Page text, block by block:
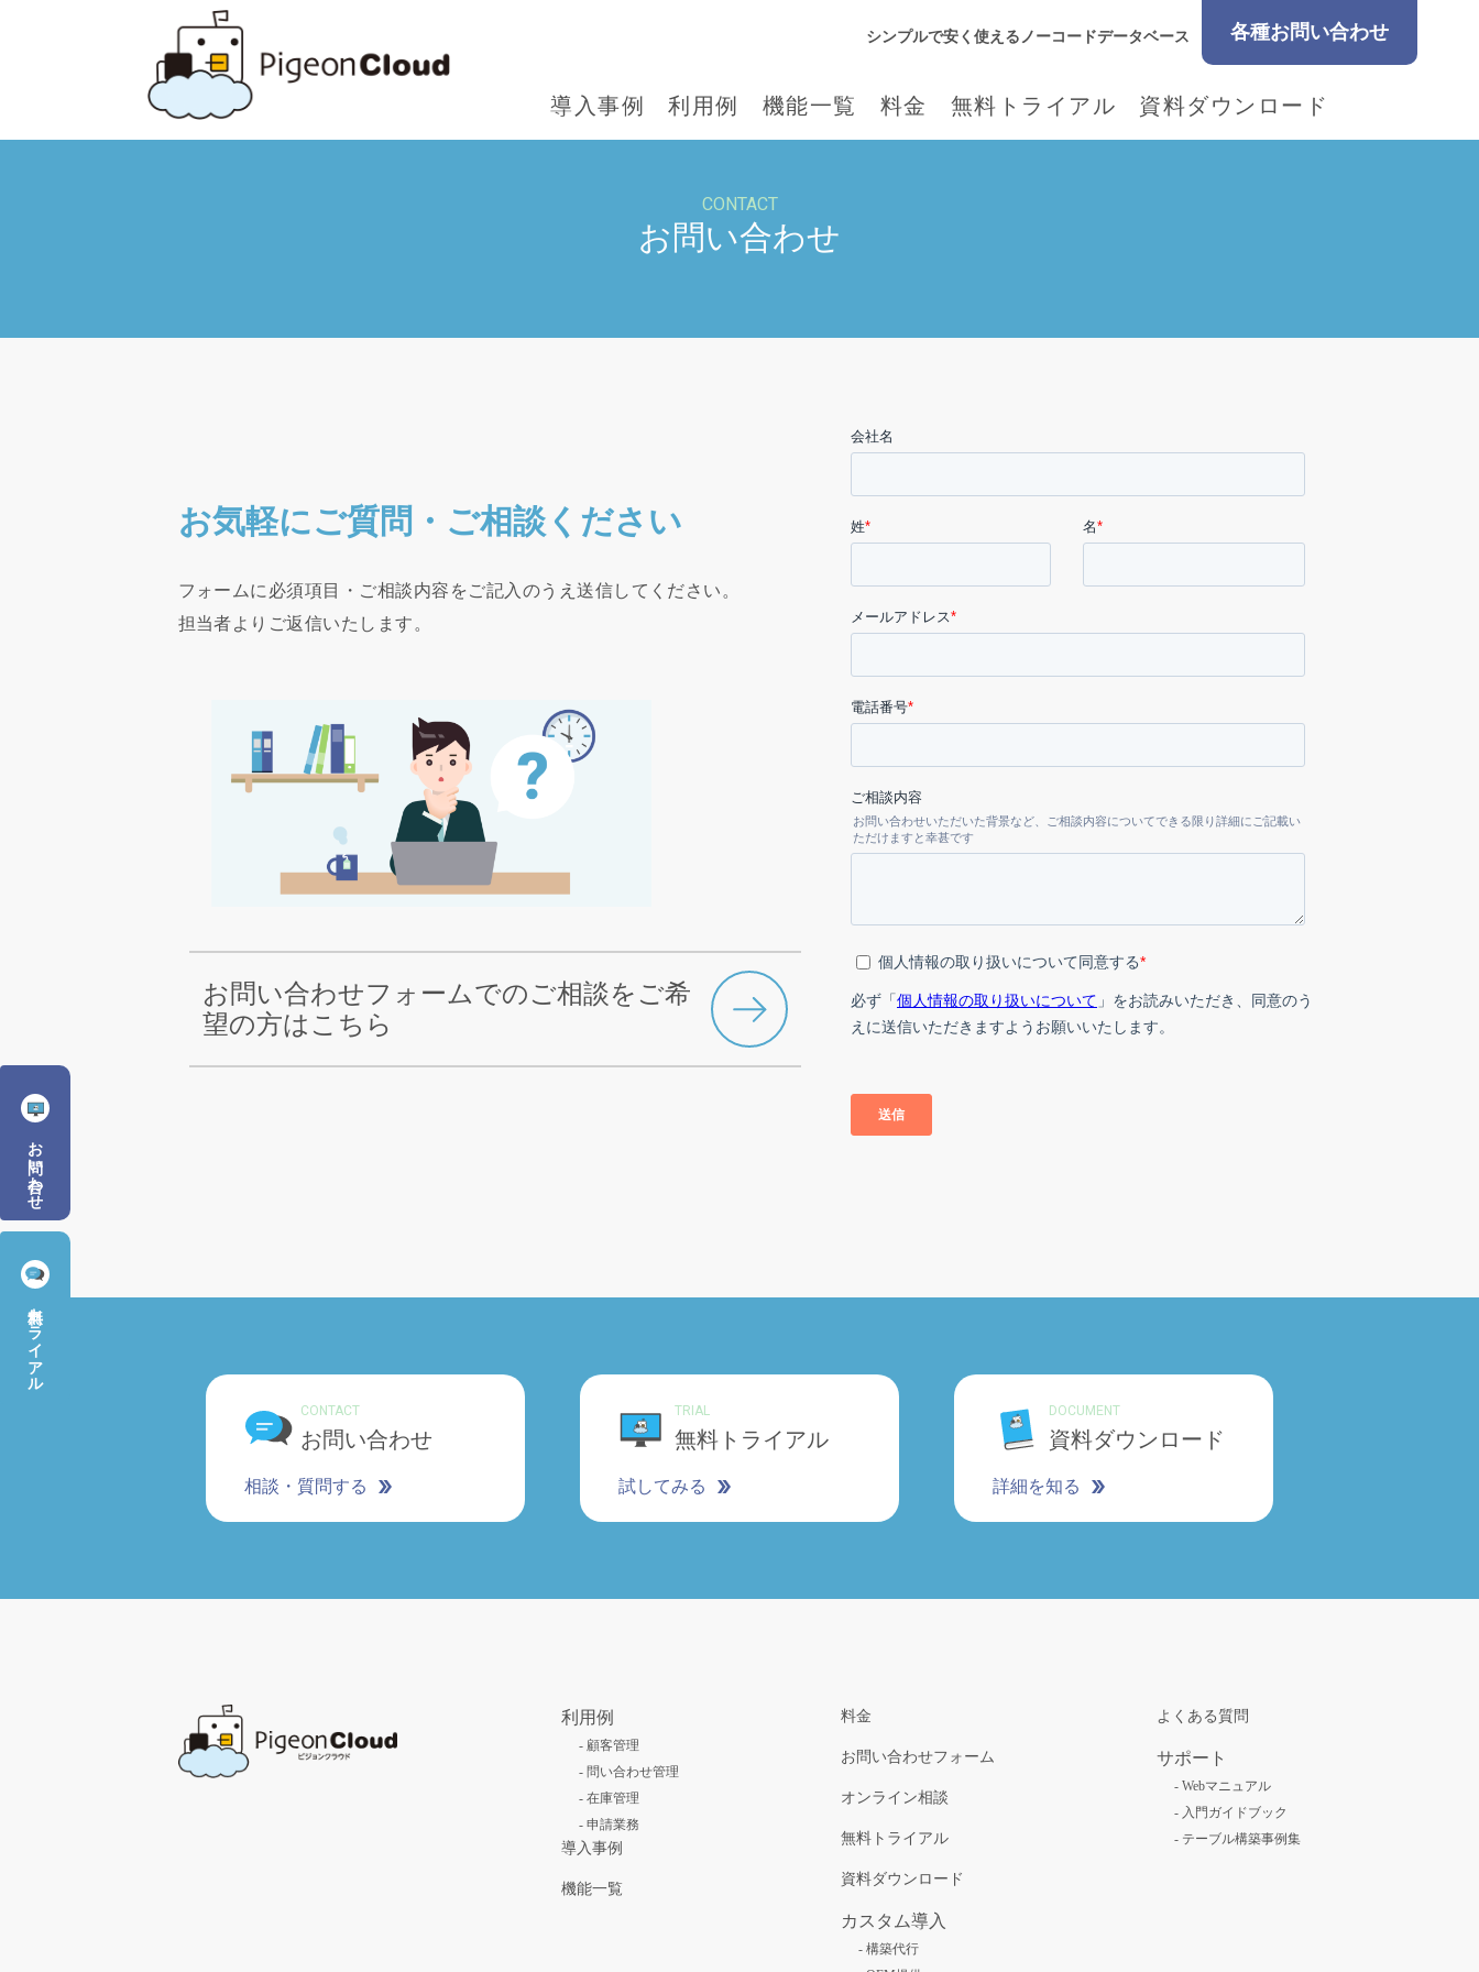
シンプルで安く使えるノーコードデータベース 各種お問い合わせ
導入事例 利用例 機能一覧 料金 無料トライアル 資料ダウンロード
お問い合わせ
無料トライアル
CONTACT
お問い合わせ
お気軽にご質問・ご相談ください
フォームに必須項目・ご相談内容をご記入のうえ送信してください。
担当者よりご返信いたします。
お問い合わせフォームでのご相談をご希
望の方はこちら
CONTACT
お問い合わせ
相談・質問する
TRIAL
無料トライアル
試してみる
DOCUMENT
資料ダウンロード
詳細を知る
利用例
- 顧客管理
- 問い合わせ管理
- 在庫管理
- 申請業務
導入事例
機能一覧
料金
お問い合わせフォーム
オンライン相談
無料トライアル
資料ダウンロード
カスタム導入
- 構築代行
よくある質問
サポート
- Webマニュアル
- 入門ガイドブック
- テーブル構築事例集